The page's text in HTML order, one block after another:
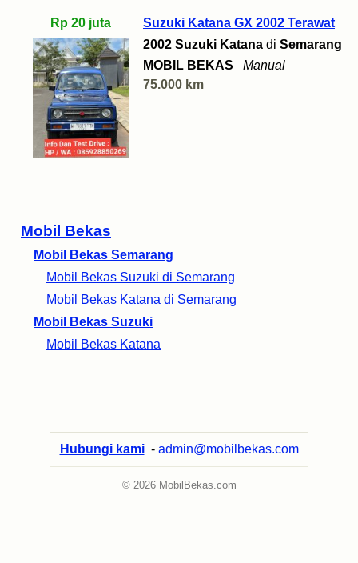
Mobil Bekas
Mobil Bekas Semarang
Mobil Bekas Suzuki di Semarang
Mobil Bekas Katana di Semarang
Mobil Bekas Suzuki
Mobil Bekas Katana
Rp 20 juta
Suzuki Katana GX 2002 Terawat
2002 Suzuki Katana di Semarang
MOBIL BEKAS
Manual
75.000 km
Hubungi kami - admin@mobilbekas.com
© 2026 MobilBekas.com